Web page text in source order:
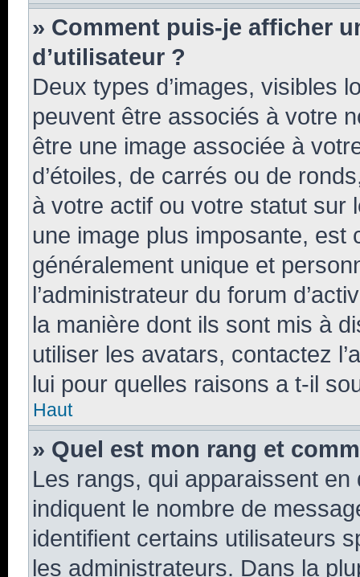
» Comment puis-je afficher
d’utilisateur ?
Deux types d’images, visibles
peuvent être associés à votre
être une image associée à
d’étoiles, de carrés ou de
à votre actif ou votre statut sur
une image plus imposante, est
généralement unique et
l’administrateur du forum
la manière dont ils sont mis à
utiliser les avatars, contactez
lui pour quelles raisons a t-il
Haut
» Quel est mon rang et
Les rangs, qui apparaissent en
indiquent le nombre de
identifient certains utilisateurs
les administrateurs. Dans la